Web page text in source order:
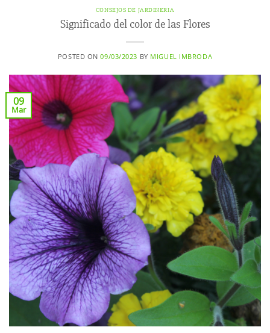
CONSEJOS DE JARDINERIA
Significado del color de las Flores
POSTED ON09/03/2023 BY MIGUEL IMBRODA
09
Mar